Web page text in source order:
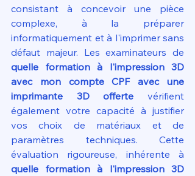
consistant à concevoir une pièce
complexe, à la préparer
informatiquement et à l'imprimer sans
quelle formation à l'impression 3D
avec mon compte CPF avec une
imprimante 3D offerte vérifient
également votre capacité à justifier
vos choix de matériaux et de
paramètres techniques. Cette
quelle formation à l'impression 3D